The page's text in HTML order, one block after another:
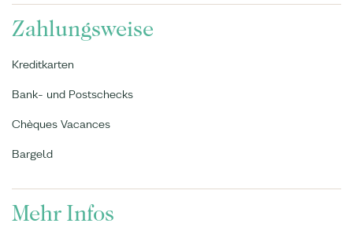
Zahlungsweise
Kreditkarten
Bank- und Postschecks
Chèques Vacances
Bargeld
Mehr Infos